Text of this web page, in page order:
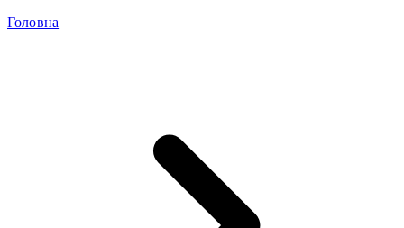
Головна